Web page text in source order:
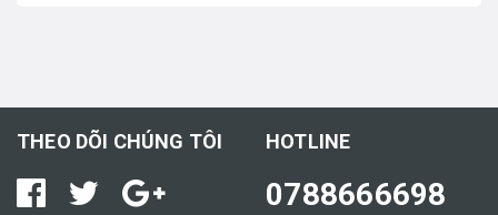
THEO DÕI CHÚNG TÔI HOTLINE
0788666698